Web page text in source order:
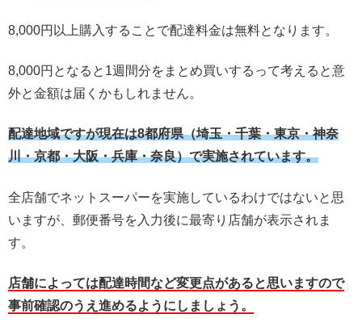
8,000円以上購入することで配達料金は無料となります。
8,000円となると1週間分をまとめ買いするって考えると意
外と金額は届くかもしれません。
配達地域ですが現在は8都府県（埼玉・千葉・東京・神奈
川・京都・大阪・兵庫・奈良）で実施されています。
全店舗でネットスーパーを実施しているわけではないと思
いますが、郵便番号を入力後に最寄り店舗が表示されま
す。
店舗によっては配達時間など変更点があると思いますので
事前確認のうえ進めるようにしましょう。